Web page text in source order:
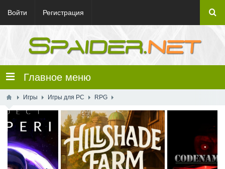
Войти Регистрация
Главное меню
Игры Игры для PC RPG